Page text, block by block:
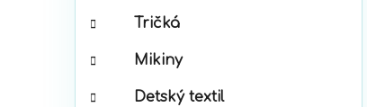
Tričká
Mikiny
Detský textil